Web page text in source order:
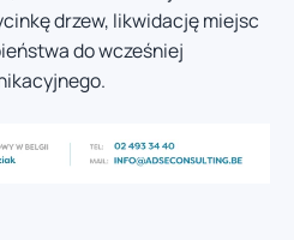
drzew, likwidację miejsc
do wcześniej